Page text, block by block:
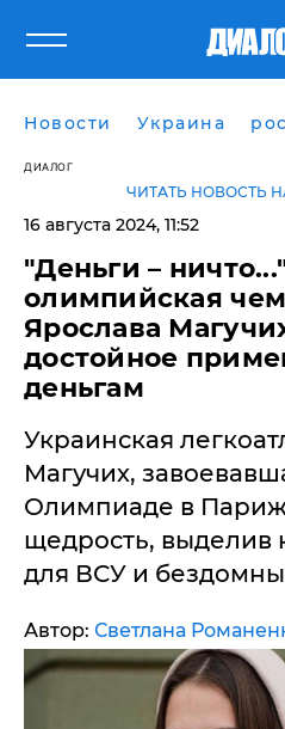
Новости Украина
ДИАЛОГ
ЧИТАТЬ НОВОСТЬ
16 августа 2024, 11:52
"Деньги –
олимпийская
Ярослава
достойное
деньгам
Украинская
Магучих,
Олимпиаде в
щедрость, выделив
для ВСУ и
Автор: Светлана